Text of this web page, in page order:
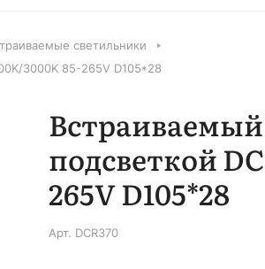
светильники
3000K 85-265V D105*28
подсветкой
265V D105*28
Арт. DCR370